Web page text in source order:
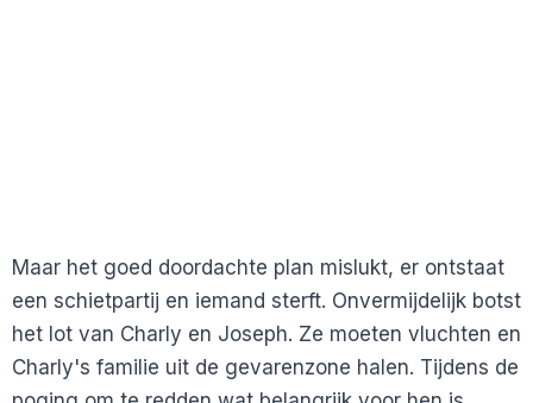
Maar het goed doordachte plan mislukt, er ontstaat
een schietpartij en iemand sterft. Onvermijdelijk botst
het lot van Charly en Joseph. Ze moeten vluchten en
Charly's familie uit de gevarenzone halen. Tijdens de